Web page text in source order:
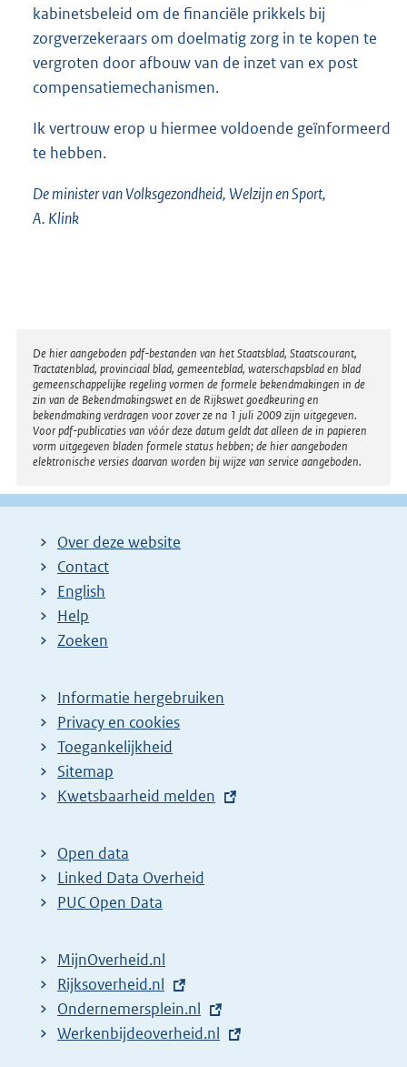
kabinetsbeleid om de financiële prikkels bij
zorgverzekeraars om doelmatig zorg in te kopen te
vergroten door afbouw van de inzet van ex post
compensatiemechanismen.
Ik vertrouw erop u hiermee voldoende geïnformeerd
te hebben.
De minister van Volksgezondheid, Welzijn en Sport,
A. Klink
Disclaimer
De hier aangeboden pdf-bestanden van het Staatsblad, Staatscourant,
Tractatenblad, provinciaal blad, gemeenteblad, waterschapsblad en blad
gemeenschappelijke regeling vormen de formele bekendmakingen in de
zin van de Bekendmakingswet en de Rijkswet goedkeuring en
bekendmaking verdragen voor zover ze na 1 juli 2009 zijn uitgegeven.
Voor pdf-publicaties van vóór deze datum geldt dat alleen de in papieren
vorm uitgegeven bladen formele status hebben; de hier aangeboden
elektronische versies daarvan worden bij wijze van service aangeboden.
Over deze website
Contact
English
Help
Zoeken
Informatie hergebruiken
Privacy en cookies
Toegankelijkheid
Sitemap
E
t
e
r
l
i
n
k
Kwetsbaarheid melden
Open data
Linked Data Overheid
PUC Open Data
MijnOverheid.nl
E
x
t
Rijksoverheid.nl
E
x
Ondernemersplein.nl
E
Werkenbijdeoverheid.nl